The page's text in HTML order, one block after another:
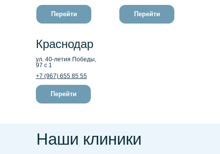
Перейти
Краснодар
ул. 40-летия Победы,
97 с 1
+7 (967) 655 85 55
Перейти
Перейти
Наши клиники